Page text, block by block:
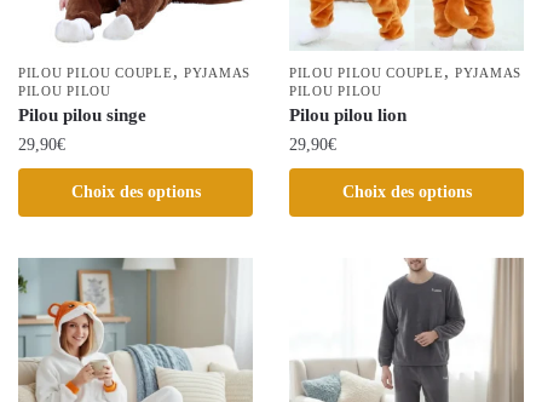
page
du
choisies
la
page
du
produit
PILOU PILOU COUPLE,PYJAMAS
PILOU PILOU
Pilou pilou singe
29,90€
Choix des options
produit
plusieurs
variations.
Les
options
peuvent
PILOU PILOU COUPLE,PYJAMAS
PILOU PILOU
Pilou pilou lion
29,90€
Choix des options
produit
options
peuvent